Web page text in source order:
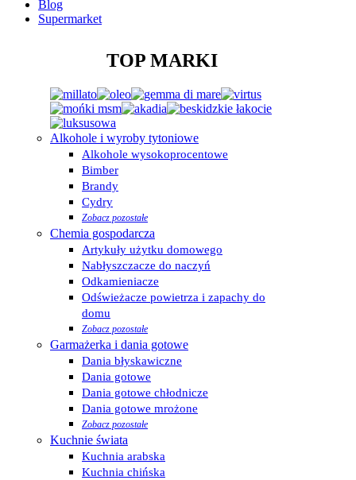
Blog
Supermarket
TOP MARKI
Alkohole i wyroby tytoniowe
Alkohole wysokoprocentowe
Bimber
Brandy
Cydry
Zobacz pozostałe
Chemia gospodarcza
Artykuły użytku domowego
Nabłyszczacze do naczyń
Odkamieniacze
Odświeżacze powietrza i zapachy do
domu
Zobacz pozostałe
Garmażerka i dania gotowe
Dania błyskawiczne
Dania gotowe
Dania gotowe chłodnicze
Dania gotowe mrożone
Zobacz pozostałe
Kuchnie świata
Kuchnia arabska
Kuchnia chińska